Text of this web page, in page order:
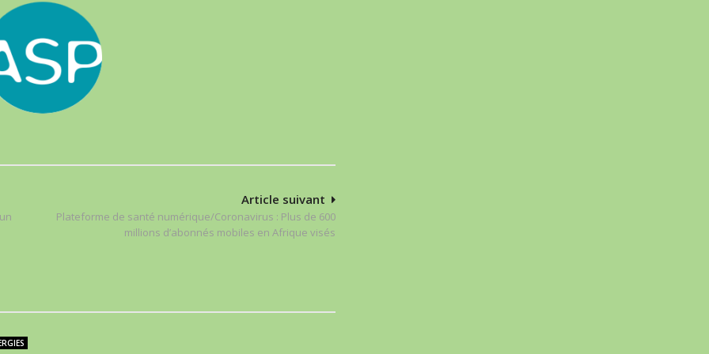
Article suivant
Plateforme de santé numérique/Coronavirus : Plus de 600
millions d’abonnés mobiles en Afrique visés